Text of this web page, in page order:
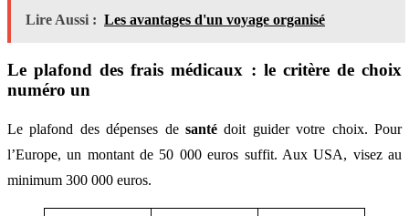
Lire Aussi : Les avantages d'un voyage organisé
Le plafond des frais médicaux : le critère de choix
numéro un
Le plafond des dépenses de santé doit guider votre choix. Pour
l’Europe, un montant de 50 000 euros suffit. Aux USA, visez au
minimum 300 000 euros.